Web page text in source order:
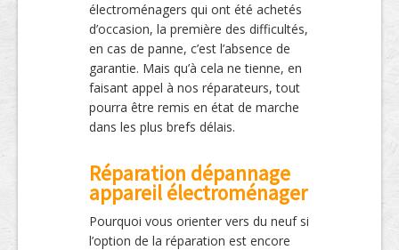
électroménagers qui ont été achetés
d’occasion, la première des difficultés,
en cas de panne, c’est l’absence de
garantie. Mais qu’à cela ne tienne, en
faisant appel à nos réparateurs, tout
pourra être remis en état de marche
dans les plus brefs délais.
Réparation dépannage
appareil électroménager
Pourquoi vous orienter vers du neuf si
l’option de la réparation est encore